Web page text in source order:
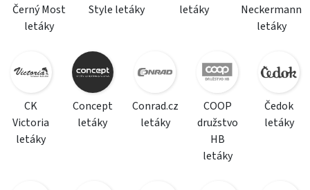
Černý Most
letáky
Style letáky
letáky
Neckermann
letáky
CK
Victoria
letáky
Concept
letáky
Conrad.cz
letáky
COOP
družstvo
HB
letáky
Čedok
letáky